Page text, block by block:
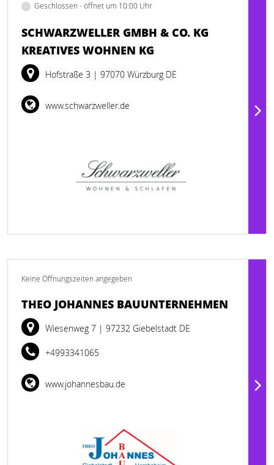
Geschlossen - öffnet um 10:00 Uhr
SCHWARZWELLER GMBH & CO. KG
KREATIVES WOHNEN KG
Hofstraße 3 | 97070 Würzburg DE
www.schwarzweller.de
Keine Öffnungszeiten angegeben
THEO JOHANNES BAUUNTERNEHMEN
Wiesenweg 7 | 97232 Giebelstadt DE
+4993341065
www.johannesbau.de